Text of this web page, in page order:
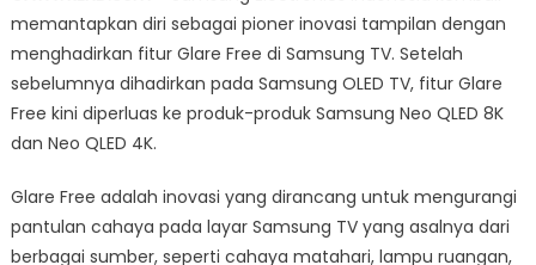
memantapkan diri sebagai pioner inovasi tampilan dengan
menghadirkan fitur Glare Free di Samsung TV. Setelah
sebelumnya dihadirkan pada Samsung OLED TV, fitur Glare
Free kini diperluas ke produk-produk Samsung Neo QLED 8K
dan Neo QLED 4K.
Glare Free adalah inovasi yang dirancang untuk mengurangi
pantulan cahaya pada layar Samsung TV yang asalnya dari
berbagai sumber, seperti cahaya matahari, lampu ruangan,